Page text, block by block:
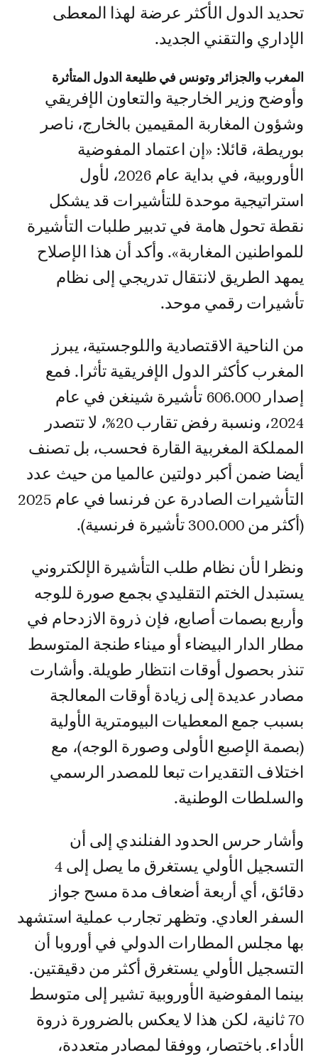
تحديد الدول الأكثر عرضة لهذا المعطى
الإداري والتقني الجديد.
المغرب والجزائر وتونس في طليعة الدول المتأثرة
وأوضح وزير الخارجية والتعاون الإفريقي
وشؤون المغاربة المقيمين بالخارج، ناصر
بوريطة، قائلا: «إن اعتماد المفوضية
الأوروبية، في بداية عام 2026، لأول
استراتيجية موحدة للتأشيرات قد يشكل
نقطة تحول هامة في تدبير طلبات التأشيرة
للمواطنين المغاربة». وأكد أن هذا الإصلاح
يمهد الطريق لانتقال تدريجي إلى نظام
تأشيرات رقمي موحد.
من الناحية الاقتصادية واللوجستية، يبرز
المغرب كأكثر الدول الإفريقية تأثرا. فمع
إصدار 606.000 تأشيرة شينغن في عام
2024، ونسبة رفض تقارب 20%، لا تتصدر
المملكة المغربية القارة فحسب، بل تصنف
أيضا ضمن أكبر دولتين عالميا من حيث عدد
التأشيرات الصادرة عن فرنسا في عام 2025
(أكثر من 300.000 تأشيرة فرنسية).
ونظرا لأن نظام طلب التأشيرة الإلكتروني
يستبدل الختم التقليدي بجمع صورة للوجه
وأربع بصمات أصابع، فإن ذروة الازدحام في
مطار الدار البيضاء أو ميناء طنجة المتوسط
تنذر بحصول أوقات انتظار طويلة. وأشارت
مصادر عديدة إلى زيادة أوقات المعالجة
بسبب جمع المعطيات البيومترية الأولية
(بصمة الإصبع الأولى وصورة الوجه)، مع
اختلاف التقديرات تبعا للمصدر الرسمي
والسلطات الوطنية.
وأشار حرس الحدود الفنلندي إلى أن
التسجيل الأولي يستغرق ما يصل إلى 4
دقائق، أي أربعة أضعاف مدة مسح جواز
السفر العادي. وتظهر تجارب عملية استشهد
بها مجلس المطارات الدولي في أوروبا أن
التسجيل الأولي يستغرق أكثر من دقيقتين.
بينما المفوضية الأوروبية تشير إلى متوسط
70 ثانية، لكن هذا لا يعكس بالضرورة ذروة
الأداء. باختصار، ووفقا لمصادر متعددة،